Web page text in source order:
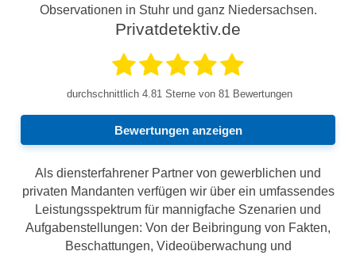
Observationen in Stuhr und ganz Niedersachsen.
Privatdetektiv.de
durchschnittlich 4.81 Sterne von 81 Bewertungen
Bewertungen anzeigen
Als diensterfahrener Partner von gewerblichen und
privaten Mandanten verfügen wir über ein umfassendes
Leistungsspektrum für mannigfache Szenarien und
Aufgabenstellungen: Von der Beibringung von Fakten,
Beschattungen, Videoüberwachung und